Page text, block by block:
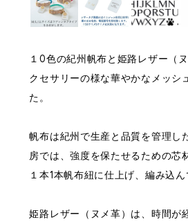
１0色の紀州帆布と姫路レザー（
クセサリーの様な華やかなメッシ
た。
帆布は紀州で生産と品質を管理し
房では、強度を保たせるための芯
１本1本帆布紐に仕上げ、編み込ん
姫路レザー（ヌメ革）は、時間が